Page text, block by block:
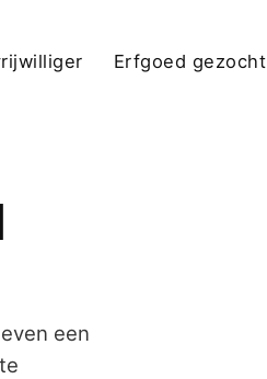
Erfgoed gezocht
een